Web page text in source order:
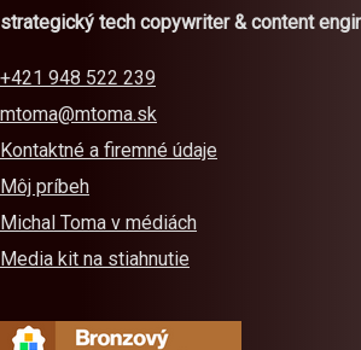
strategický tech copywriter & content
+421 948 522 239
mtoma@mtoma.sk
Kontaktné a firemné údaje
Môj príbeh
Michal Toma v médiách
Media kit na stiahnutie